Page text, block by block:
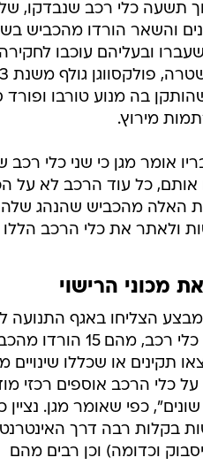
תשעה כלי רכב שנבדקו,
והשאר הורדו מהכביש
ובעליהם עוכבו
205 שהותקן בה מנוע
מירוץ.
אומר מגן כי שני כלי רכב
כל עוד הרכב לא על
האלה מהכביש שהנהג שלהם
ולאתר את כלי הרכב הללו
מכוני הרישוי
הצליחו באגף התנועה
מעל ל-20 כלי רכב, מהם 15
תקינים או שכללו שינויים
כלי הרכב אוספים רכזי
כפי שאומר מגן. נציין
בקלות רבה דרך
וכדומה) וכן רבים מהם